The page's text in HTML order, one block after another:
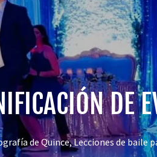
DE
de Quince, Lecciones de baile